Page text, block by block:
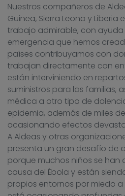
Nuestros compañeros de
Guinea, Sierra Leona y Liberia
trabajo admirable, con
emergencia que hemos
países contribuyamos con
trabajan directamente con
están interviniendo en
suministros para las familias,
médica a otro tipo de
epidemia, además de miles
ocasionando efectos
A Aldeas y otras
presenta un gran desafío de
porque muchos niños se
causa del Ébola y están
propios entornos por miedo a